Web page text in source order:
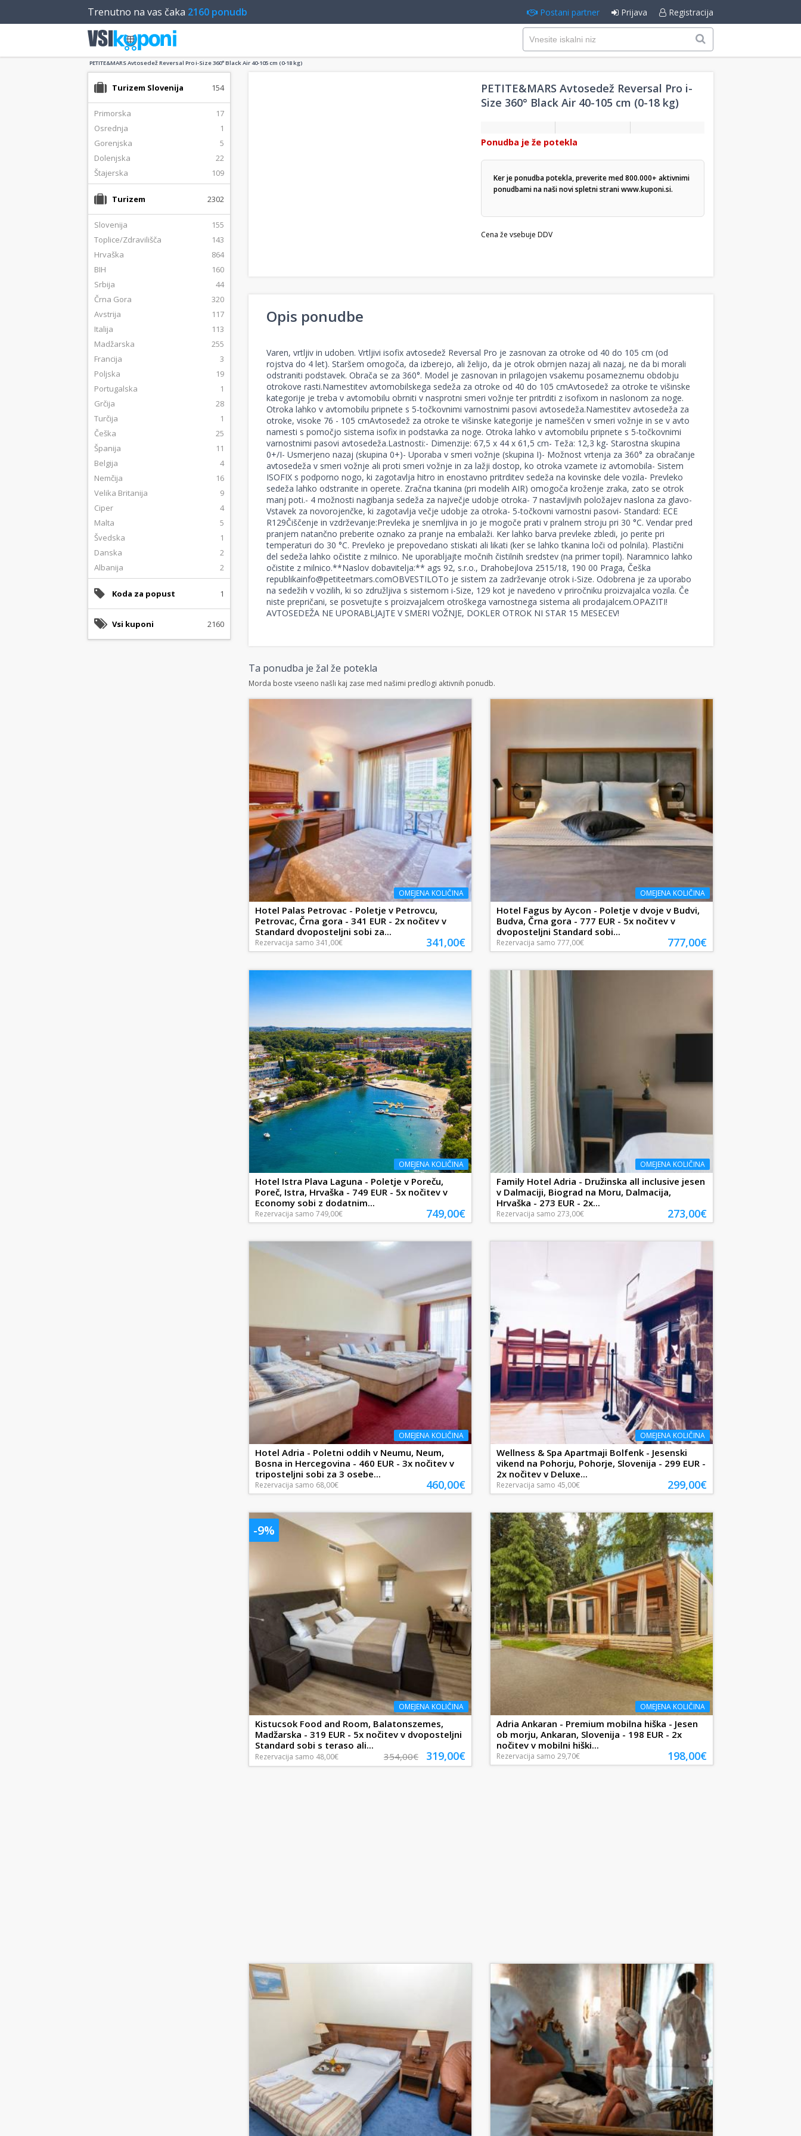
Trenutno na vas čaka 2160 ponudb Postani partner Prijava Registracija
PETITE&MARS Avtosedež Reversal Pro i-Size 360° Black Air 40-105 cm (0-18 kg)
Turizem Slovenija 154
Primorska
17
Osrednja
1
Gorenjska
5
Dolenjska
22
Štajerska
109
Turizem 2302
Slovenija
155
Toplice/Zdravilišča
143
Hrvaška
864
BIH
160
Srbija
44
Črna Gora
320
Avstrija
117
Italija
113
Madžarska
255
Francija
3
Poljska
19
Portugalska
1
Grčija
28
Turčija
1
Češka
25
Španija
11
Belgija
4
Nemčija
16
Velika Britanija
9
Ciper
4
Malta
5
Švedska
1
Danska
2
Albanija
2
Koda za popust 1
Vsi kuponi 2160
PETITE&MARS Avtosedež Reversal Pro i-
Size 360° Black Air 40-105 cm (0-18 kg)
Ponudba je že potekla
Ker je ponudba potekla, preverite med 800.000+ aktivnimi
ponudbami na naši novi spletni straniwww.kuponi.si.
Cena že vsebuje DDV
Opis ponudbe
Varen, vrtljiv in udoben. Vrtljivi isofix avtosedež Reversal Pro je zasnovan za otroke od 40 do 105 cm (od
rojstva do 4 let). Staršem omogoča, da izberejo, ali želijo, da je otrok obrnjen nazaj ali nazaj, ne da bi morali
odstraniti podstavek. Obrača se za 360°. Model je zasnovan in prilagojen vsakemu posameznemu obdobju
otrokove rasti.Namestitev avtomobilskega sedeža za otroke od 40 do 105 cmAvtosedež za otroke te višinske
kategorije je treba v avtomobilu obrniti v nasprotni smeri vožnje ter pritrditi z isofixom in naslonom za noge.
Otroka lahko v avtomobilu pripnete s 5-točkovnimi varnostnimi pasovi avtosedeža.Namestitev avtosedeža za
otroke, visoke 76 - 105 cmAvtosedež za otroke te višinske kategorije je nameščen v smeri vožnje in se v avto
namesti s pomočjo sistema isofix in podstavka za noge. Otroka lahko v avtomobilu pripnete s 5-točkovnimi
varnostnimi pasovi avtosedeža.Lastnosti:- Dimenzije: 67,5 x 44 x 61,5 cm- Teža: 12,3 kg- Starostna skupina
0+/I- Usmerjeno nazaj (skupina 0+)- Uporaba v smeri vožnje (skupina I)- Možnost vrtenja za 360° za obračanje
avtosedeža v smeri vožnje ali proti smeri vožnje in za lažji dostop, ko otroka vzamete iz avtomobila- Sistem
ISOFIX s podporno nogo, ki zagotavlja hitro in enostavno pritrditev sedeža na kovinske dele vozila- Prevleko
sedeža lahko odstranite in operete. Zračna tkanina (pri modelih AIR) omogoča kroženje zraka, zato se otrok
manj poti.- 4 možnosti nagibanja sedeža za največje udobje otroka- 7 nastavljivih položajev naslona za glavo-
Vstavek za novorojenčke, ki zagotavlja večje udobje za otroka- 5-točkovni varnostni pasovi- Standard: ECE
R129Čiščenje in vzdrževanje:Prevleka je snemljiva in jo je mogoče prati v pralnem stroju pri 30 °C. Vendar pred
pranjem natančno preberite oznako za pranje na embalaži. Ker lahko barva prevleke zbledi, jo perite pri
temperaturi do 30 °C. Prevleko je prepovedano stiskati ali likati (ker se lahko tkanina loči od polnila). Plastični
del sedeža lahko očistite z milnico. Ne uporabljajte močnih čistilnih sredstev (na primer topil). Naramnico lahko
očistite z milnico.**Naslov dobavitelja:** ags 92, s.r.o., Drahobejlova 2515/18, 190 00 Praga, Češka
republikainfo@petiteetmars.comOBVESTILOTo je sistem za zadrževanje otrok i-Size. Odobrena je za uporabo
na sedežih v vozilih, ki so združljiva s sistemom i-Size, 129 kot je navedeno v priročniku proizvajalca vozila. Če
niste prepričani, se posvetujte s proizvajalcem otroškega varnostnega sistema ali prodajalcem.OPAZITI!
AVTOSEDEŽA NE UPORABLJAJTE V SMERI VOŽNJE, DOKLER OTROK NI STAR 15 MESECEV!
Ta ponudba je žal že potekla
Morda boste vseeno našli kaj zase med našimi predlogi aktivnih ponudb.
OMEJENA KOLIČINA
Hotel Palas Petrovac - Poletje v Petrovcu,
Petrovac, Črna gora - 341 EUR - 2x nočitev v
Standard dvoposteljni sobi za...
Rezervacija samo 341,00€ 341,00€
OMEJENA KOLIČINA
Hotel Fagus by Aycon - Poletje v dvoje v Budvi,
Budva, Črna gora - 777 EUR - 5x nočitev v
dvoposteljni Standard sobi...
Rezervacija samo 777,00€ 777,00€
OMEJENA KOLIČINA
Hotel Istra Plava Laguna - Poletje v Poreču,
Poreč, Istra, Hrvaška - 749 EUR - 5x nočitev v
Economy sobi z dodatnim...
Rezervacija samo 749,00€ 749,00€
OMEJENA KOLIČINA
Family Hotel Adria - Družinska all inclusive jesen
v Dalmaciji, Biograd na Moru, Dalmacija,
Hrvaška - 273 EUR - 2x...
Rezervacija samo 273,00€ 273,00€
OMEJENA KOLIČINA
Hotel Adria - Poletni oddih v Neumu, Neum,
Bosna in Hercegovina - 460 EUR - 3x nočitev v
triposteljni sobi za 3 osebe...
Rezervacija samo 68,00€ 460,00€
OMEJENA KOLIČINA
Wellness & Spa Apartmaji Bolfenk - Jesenski
vikend na Pohorju, Pohorje, Slovenija - 299 EUR -
2x nočitev v Deluxe...
Rezervacija samo 45,00€ 299,00€
-9%
OMEJENA KOLIČINA
Kistucsok Food and Room, Balatonszemes,
Madžarska - 319 EUR - 5x nočitev v dvoposteljni
Standard sobi s teraso ali...
Rezervacija samo 48,00€ 354,00€ 319,00€
OMEJENA KOLIČINA
Adria Ankaran - Premium mobilna hiška - Jesen
ob morju, Ankaran, Slovenija - 198 EUR - 2x
nočitev v mobilni hiški...
Rezervacija samo 29,70€ 198,00€